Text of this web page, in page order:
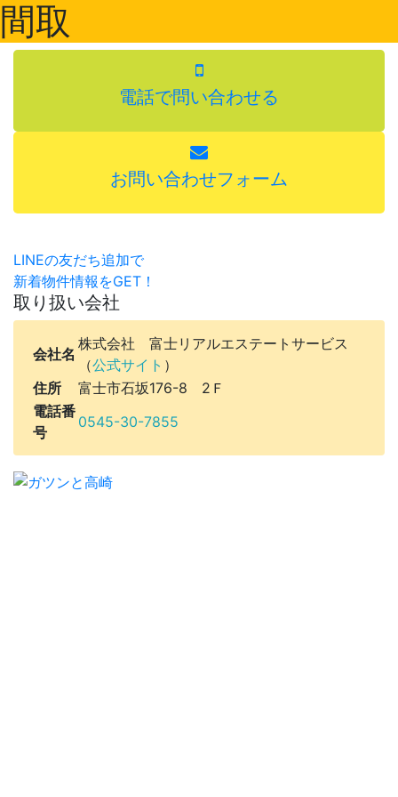
間取
電話で問い合わせる
お問い合わせフォーム
LINEの友だち追加で
新着物件情報をGET！
取り扱い会社
会社名
株式会社 富士リアルエステートサービス
（公式サイト ）
住所
富士市石坂176-8 2Ｆ
電話番
号
0545-30-7855